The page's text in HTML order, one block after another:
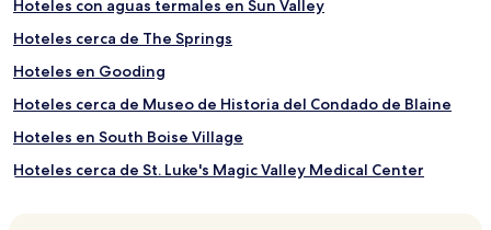
Hoteles con aguas termales en Sun Valley
Hoteles cerca de The Springs
Hoteles en Gooding
Hoteles cerca de Museo de Historia del Condado de Blaine
Hoteles en South Boise Village
Hoteles cerca de St. Luke's Magic Valley Medical Center